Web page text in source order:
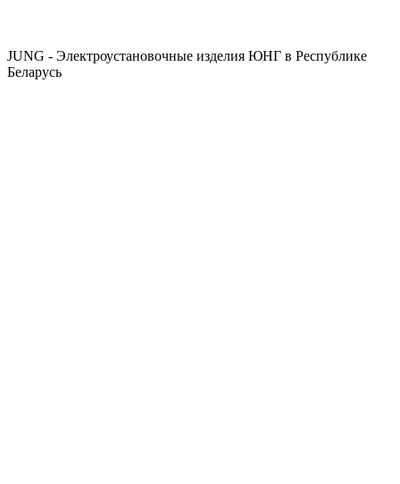
JUNG - Электроустановочные изделия ЮНГ в Республике
Беларусь